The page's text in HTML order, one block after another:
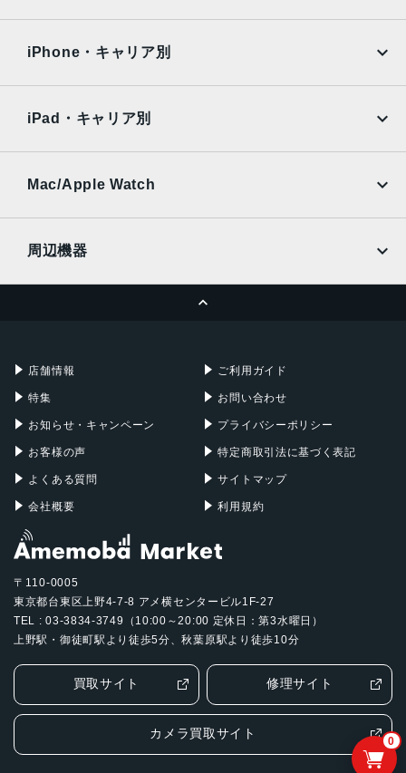
0
OPPO Android
Surface
Xiaomi Tablet
Ymobile
UQmobile
iPhone・キャリア別
Ymobile
UQmobile
iPad・キャリア別
Mac/Apple Watch
周辺機器
店舗情報
特集
お知らせ・キャンペーン
お客様の声
よくある質問
会社概要
ご利用ガイド
お問い合わせ
プライバシーポリシー
特定商取引法に基づく表記
サイトマップ
利用規約
〒110-0005
東京都台東区上野4-7-8 アメ横センタービル1F-27
TEL : 03-3834-3749（10:00～20:00 定休日：第3水曜日）
上野駅・御徒町駅より徒歩5分、秋葉原駅より徒歩10分
買取サイト 修理サイト
カメラ買取サイト